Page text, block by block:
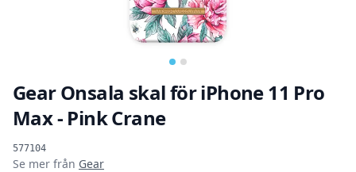
Gear Onsala skal för iPhone 11 Pro
Max - Pink Crane
577104
Produktinformation
Se mer från Gear